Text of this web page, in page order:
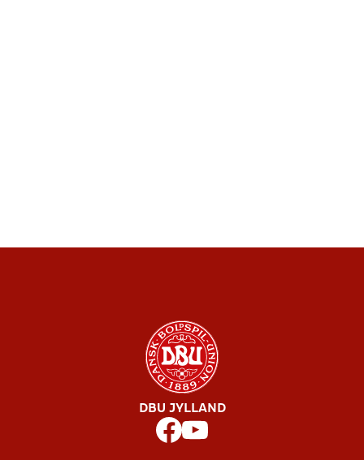
DBU JYLLAND